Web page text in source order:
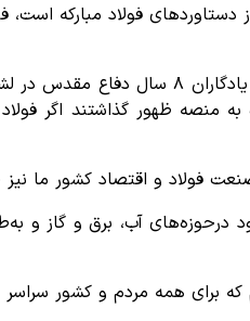
حسین(ع) گفت: خود تأمینی یکی دیگر از
تعیین‌کننده به منصه ظهور
فولاد و اقتصاد کشور ما
درحوزه‌های آب، برق و گاز و
که برای همه مردم و کشور